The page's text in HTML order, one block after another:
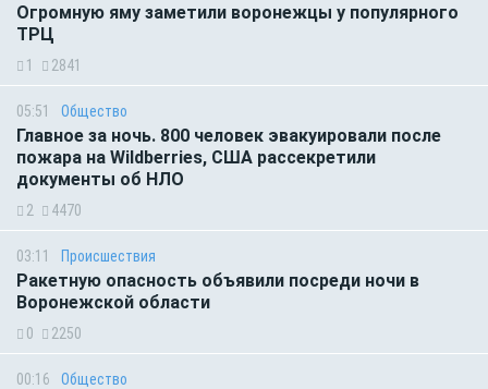
Огромную яму заметили воронежцы у популярного
ТРЦ
1 2841
05:51 Общество
Главное за ночь. 800 человек эвакуировали после
пожара на Wildberries, США рассекретили
документы об НЛО
2 4470
03:11 Происшествия
Ракетную опасность объявили посреди ночи в
Воронежской области
0 2250
00:16 Общество